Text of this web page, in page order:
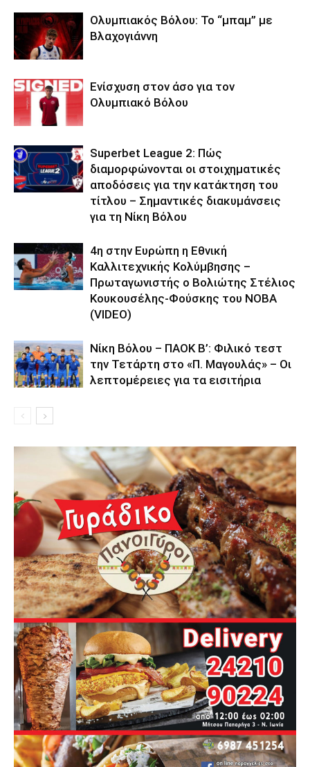
Ολυμπιακός Βόλου: Το “μπαμ” με
Βλαχογιάννη
Ενίσχυση στον άσο για τον
Ολυμπιακό Βόλου
Superbet League 2: Πώς
διαμορφώνονται οι στοιχηματικές
αποδόσεις για την κατάκτηση του
τίτλου – Σημαντικές διακυμάνσεις
για τη Νίκη Βόλου
4η στην Ευρώπη η Εθνική
Καλλιτεχνικής Κολύμβησης –
Πρωταγωνιστής ο Βολιώτης Στέλιος
Κουκουσέλης-Φούσκης του ΝΟΒΑ
(VIDEO)
Νίκη Βόλου – ΠΑΟΚ Β’: Φιλικό τεστ
την Τετάρτη στο «Π. Μαγουλάς» – Οι
λεπτομέρειες για τα εισιτήρια